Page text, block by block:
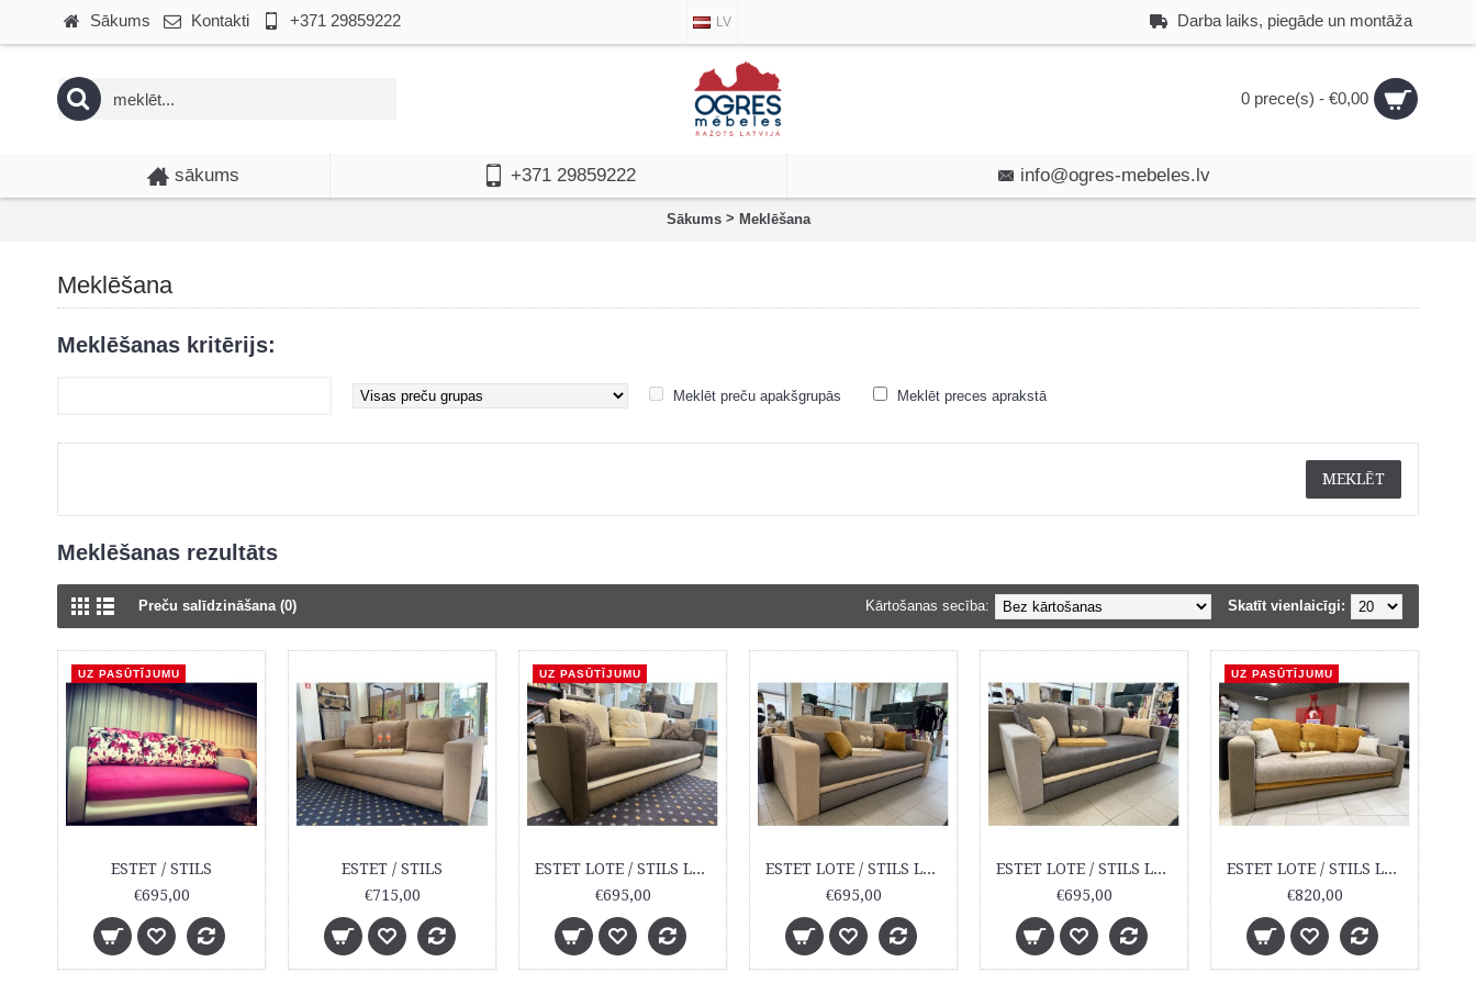
Sākums Kontakti +371 29859222 LV Darba laiks, piegāde un montāža
0 prece(s) - €0,00
sākums +371 29859222 info@ogres-mebeles.lv
Sākums > Meklēšana
Meklēšana
Meklēšanas kritērijs:
Meklēt preču apakšgrupās Meklēt preces aprakstā
Meklēšanas rezultāts
Preču salīdzināšana (0) Skatīt vienlaicīgi:
Kārtošanas secība:
UZ PASŪTĪJUMU
ESTET / STILS
€695,00
ESTET / STILS
€715,00
UZ PASŪTĪJUMU
ESTET LOTE / STILS LOTE
€695,00
ESTET LOTE / STILS LOTE
€695,00
ESTET LOTE / STILS LOTE
€695,00
UZ PASŪTĪJUMU
ESTET LOTE / STILS LOTE ar nostiprinātām atsperēm
€820,00